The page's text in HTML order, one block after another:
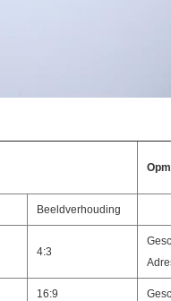
Beeldverhouding
4:3
16:9